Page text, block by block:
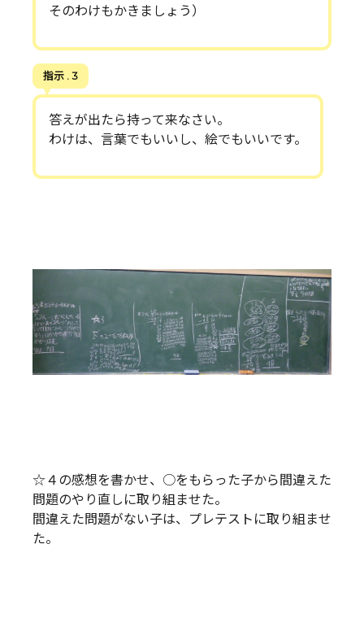
そのわけもかきましょう）
指示 . 3
答えが出たら持って来なさい。
わけは、言葉でもいいし、絵でもいいです。
☆４の感想を書かせ、○をもらった子から間違えた
問題のやり直しに取り組ませた。
間違えた問題がない子は、プレテストに取り組ませ
た。